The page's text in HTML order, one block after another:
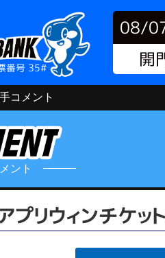
番号 35#
08/
開
コメント
ント
プリウィンチケッ